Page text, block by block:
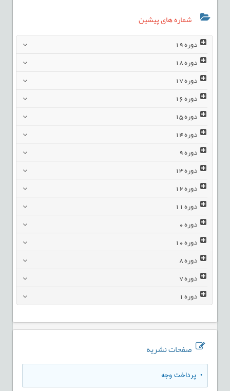
شماره های پیشین
دوره19
دوره18
دوره17
دوره16
دوره15
دوره14
دوره9
دوره13
دوره12
دوره11
دوره0
دوره10
دوره8
دوره7
دوره1
صفحات نشریه
• پرداخت وجه